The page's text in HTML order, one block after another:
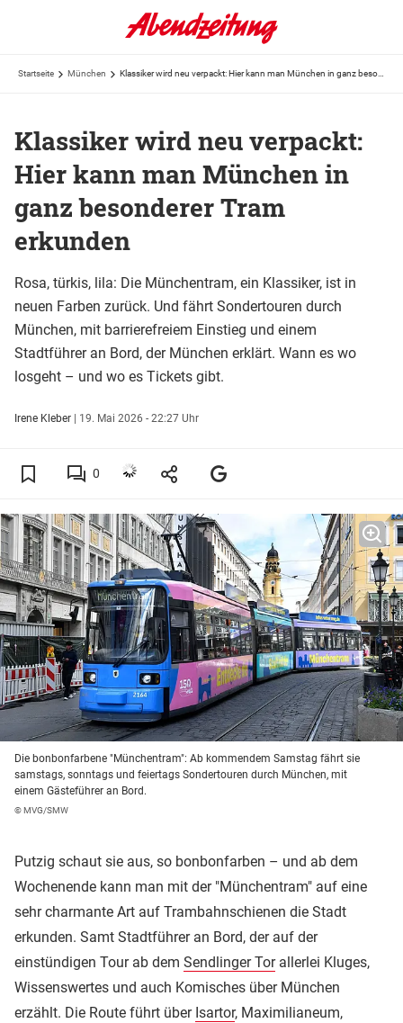
Startseite München
Klassiker wird neu verpackt:
Hier kann man München in
ganz besonderer Tram
erkunden
Rosa, türkis, lila: Die Münchentram, ein Klassiker, ist in
neuen Farben zurück. Und fährt Sondertouren durch
München, mit barrierefreiem Einstieg und einem
Stadtführer an Bord, der München erklärt. Wann es wo
losgeht – und wo es Tickets gibt.
Irene Kleber | 19. Mai 2026 - 22:27 Uhr
0
Die bonbonfarbene "Münchentram": Ab kommendem Samstag fährt sie
samstags, sonntags und feiertags Sondertouren durch München, mit
einem Gästeführer an Bord.
© MVG/SMW
Putzig schaut sie aus, so bonbonfarben – und ab dem
Wochenende kann man mit der "Münchentram" auf eine
sehr charmante Art auf Trambahnschienen die Stadt
erkunden. Samt Stadtführer an Bord, der auf der
einstündigen Tour ab dem Sendlinger Torallerlei Kluges,
Wissenswertes und auch Komisches über München
erzählt. Die Route führt über Isartor, Maximilianeum,